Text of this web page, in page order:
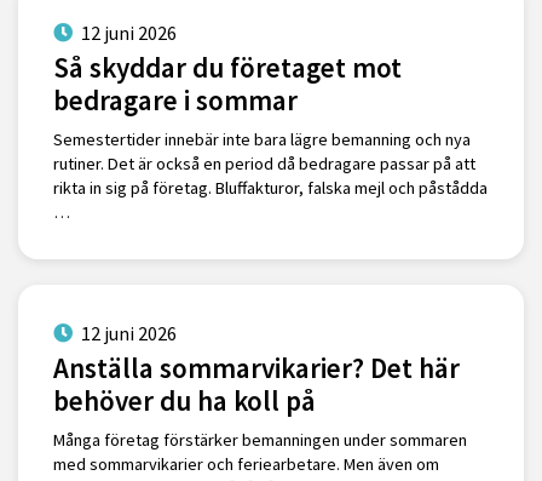
12 juni 2026
Så skyddar du företaget mot
bedragare i sommar
Semestertider innebär inte bara lägre bemanning och nya
rutiner. Det är också en period då bedragare passar på att
rikta in sig på företag. Bluffakturor, falska mejl och påstådda
…
12 juni 2026
Anställa sommarvikarier? Det här
behöver du ha koll på
Många företag förstärker bemanningen under sommaren
med sommarvikarier och feriearbetare. Men även om